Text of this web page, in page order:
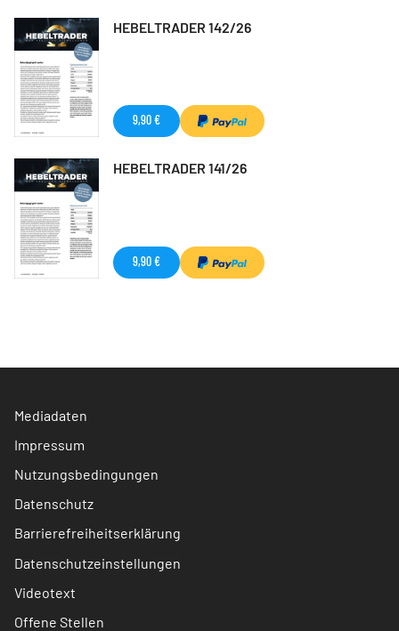
HEBELTRADER 142/26
9,90 €
HEBELTRADER 141/26
9,90 €
Mediadaten
Impressum
Nutzungsbedingungen
Datenschutz
Barrierefreiheitserklärung
Datenschutzeinstellungen
Videotext
Offene Stellen